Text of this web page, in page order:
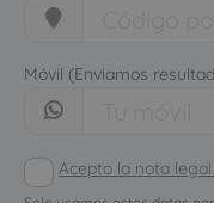
Móvil (Enviamos
Acepto la nota legal